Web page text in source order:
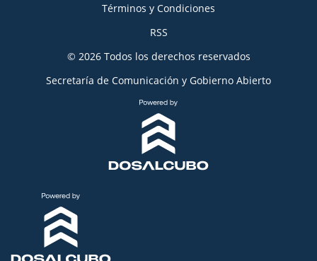
Términos y Condiciones
RSS
© 2026 Todos los derechos reservados
Secretaría de Comunicación y Gobierno Abierto